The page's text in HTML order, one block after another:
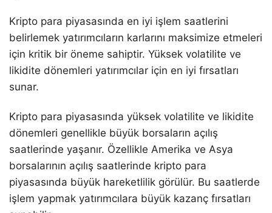
Kripto para piyasasında en iyi işlem saatlerini
belirlemek yatırımcıların karlarını maksimize etmeleri
için kritik bir öneme sahiptir. Yüksek volatilite ve
likidite dönemleri yatırımcılar için en iyi fırsatları
sunar.
Kripto para piyasasında yüksek volatilite ve likidite
dönemleri genellikle büyük borsaların açılış
saatlerinde yaşanır. Özellikle Amerika ve Asya
borsalarının açılış saatlerinde kripto para
piyasasında büyük hareketlilik görülür. Bu saatlerde
işlem yapmak yatırımcılara büyük kazanç fırsatları